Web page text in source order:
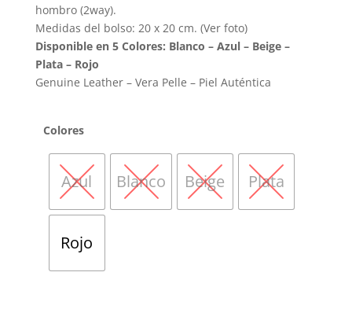
hombro (2way).
Medidas del bolso: 20 x 20 cm. (Ver foto)
Disponible en 5 Colores: Blanco – Azul – Beige –
Plata – Rojo
Genuine Leather – Vera Pelle – Piel Auténtica
Colores
Azul Blanco Beige Plata
Rojo